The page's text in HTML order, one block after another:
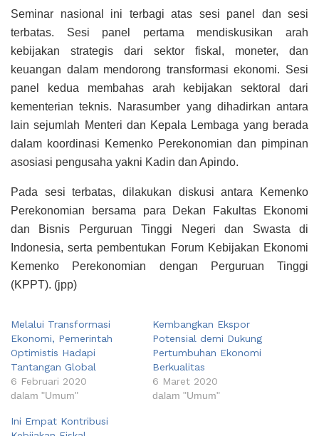
Seminar nasional ini terbagi atas sesi panel dan sesi
terbatas. Sesi panel pertama mendiskusikan arah
kebijakan strategis dari sektor fiskal, moneter, dan
keuangan dalam mendorong transformasi ekonomi. Sesi
panel kedua membahas arah kebijakan sektoral dari
kementerian teknis. Narasumber yang dihadirkan antara
lain sejumlah Menteri dan Kepala Lembaga yang berada
dalam koordinasi Kemenko Perekonomian dan pimpinan
asosiasi pengusaha yakni Kadin dan Apindo.
Pada sesi terbatas, dilakukan diskusi antara Kemenko
Perekonomian bersama para Dekan Fakultas Ekonomi
dan Bisnis Perguruan Tinggi Negeri dan Swasta di
Indonesia, serta pembentukan Forum Kebijakan Ekonomi
Kemenko Perekonomian dengan Perguruan Tinggi
(KPPT). (jpp)
Melalui Transformasi
Ekonomi, Pemerintah
Optimistis Hadapi
Tantangan Global
6 Februari 2020
dalam "Umum"
Kembangkan Ekspor
Potensial demi Dukung
Pertumbuhan Ekonomi
Berkualitas
6 Maret 2020
dalam "Umum"
Ini Empat Kontribusi